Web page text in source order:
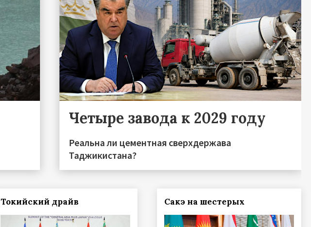
Четыре завода к 2029 году
Реальна ли цементная сверхдержава
Таджикистана?
Токийский драйв Сакэ на шестерых